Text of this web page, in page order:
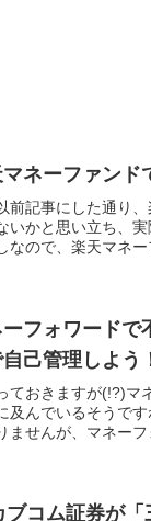
ネーファンド
前記事にした通り
いかと思い立ち、
なので、楽天マネ
ーフォワードで
己管理しよう
ておきますが(!?)マ
及んでいるそうで
ませんが、マネー
ブコム証券が